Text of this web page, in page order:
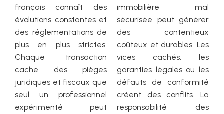
français connaît des
évolutions constantes et
des réglementations de
plus en plus strictes.
Chaque transaction
cache des pièges
juridiques et fiscaux que
seul un professionnel
expérimenté peut
immobilière mal
sécurisée peut générer
des contentieux
coûteux et durables. Les
vices cachés, les
garanties légales ou les
défauts de conformité
créent des conflits. La
responsabilité des